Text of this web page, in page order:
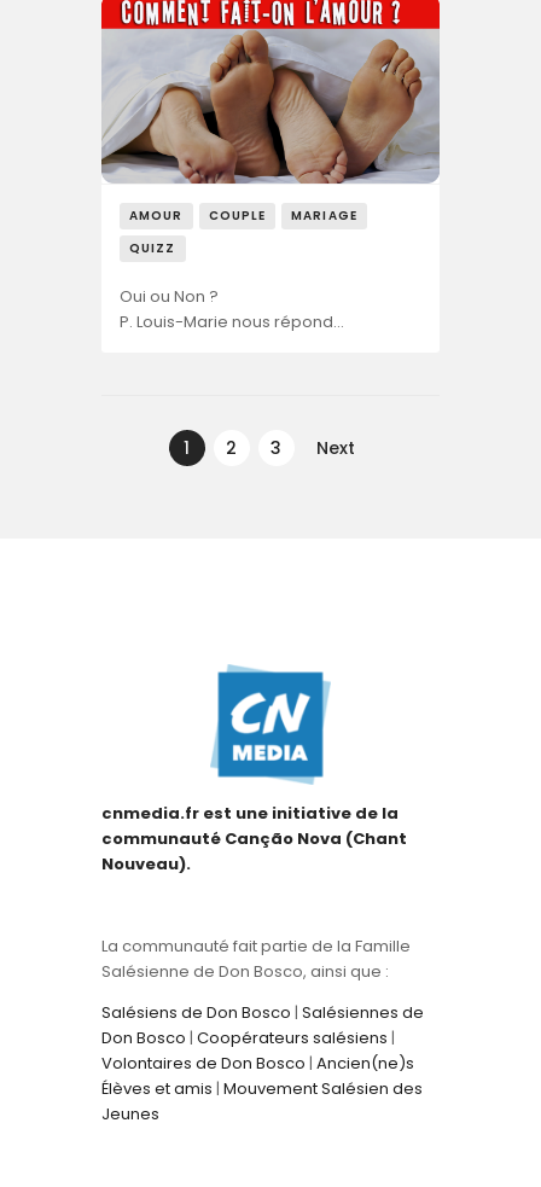
AMOUR COUPLE
MARIAGE
QUIZZ
Oui ou Non ?
P. Louis-Marie nous répond…
artigos
PAGE
1 PAGE
2 PAGE
3 Next
cnmedia.fr est une initiative de la
communauté Canção Nova (Chant
Nouveau).
La communauté fait partie de la Famille
Salésienne de Don Bosco, ainsi que :
Salésiens de Don Bosco | Salésiennes de
Don Bosco | Coopérateurs salésiens |
Volontaires de Don Bosco | Ancien(ne)s
Élèves et amis | Mouvement Salésien des
Jeunes